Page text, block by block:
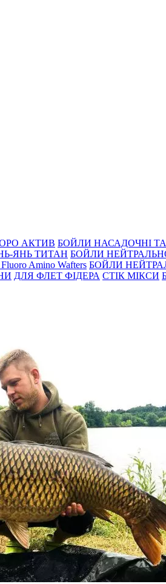
АКТИВ БОЙЛИ НАСАДОЧНІ
ЯНЬ ТИТАН БОЙЛИ
Amino Wafters БОЙЛИ
ДЛЯ ФЛЕТ ФІДЕРА СТIК МIКСИ